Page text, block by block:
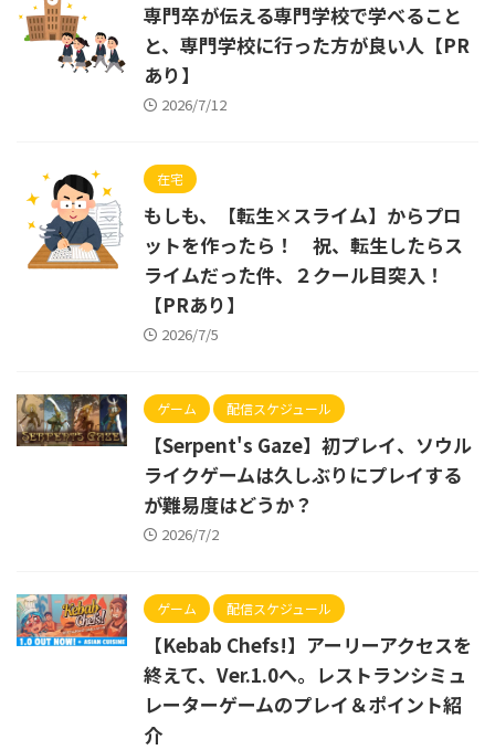
専門卒が伝える専門学校で学べること
と、専門学校に行った方が良い人【PR
あり】
2026/7/12
在宅
もしも、【転生×スライム】からプロ
ットを作ったら！ 祝、転生したらス
ライムだった件、２クール目突入！
【PRあり】
2026/7/5
ゲーム 配信スケジュール
【Serpent's Gaze】初プレイ、ソウル
ライクゲームは久しぶりにプレイする
が難易度はどうか？
2026/7/2
ゲーム 配信スケジュール
【Kebab Chefs!】アーリーアクセスを
終えて、Ver.1.0へ。レストランシミュ
レーターゲームのプレイ＆ポイント紹
介